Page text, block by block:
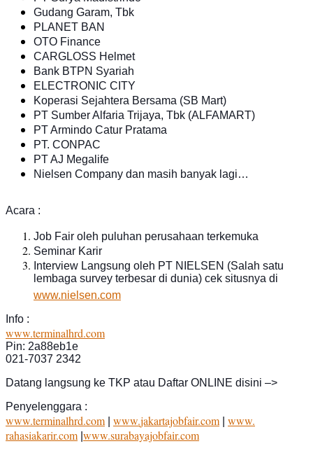
Gudang Garam, Tbk
PLANET BAN
OTO Finance
CARGLOSS Helmet
Bank BTPN Syariah
ELECTRONIC CITY
Koperasi Sejahtera Bersama (SB Mart)
PT Sumber Alfaria Trijaya, Tbk (ALFAMART)
PT Armindo Catur Pratama
PT. CONPAC
PT AJ Megalife
Nielsen Company dan masih banyak lagi…
Acara :
Job Fair oleh puluhan perusahaan terkemuka
Seminar Karir
Interview Langsung oleh PT NIELSEN (Salah satu
lembaga survey terbesar di dunia) cek situsnya di
www.nielsen.com
Info :
www.terminalhrd.com
Pin: 2a88eb1e
021-7037 2342
Datang langsung ke TKP atau Daftar ONLINE disini –>
Penyelenggara :
www.terminalhrd.com www.jakartajobfair.com www.
rahasiakarir.com www.surabayajobfair.com